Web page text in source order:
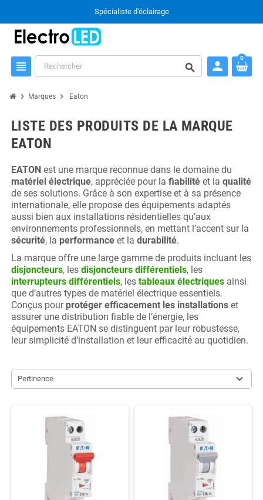
Spécialiste d'éclairage
view_headline search person
0
chevron_right Marques chevron_right Eaton
LISTE DES PRODUITS DE LA MARQUE
EATON
EATONest une marque reconnue dans le domaine du
matériel électrique, appréciée pour la fiabilitéet la qualité
de ses solutions. Grâce à son expertise et à sa présence
internationale, elle propose des équipements adaptés
aussi bien aux installations résidentielles qu’aux
environnements professionnels, en mettant l’accent sur la
sécurité, la performanceet la durabilité.
La marque offre une large gamme de produits incluant les
disjoncteurs, les disjoncteurs différentiels, les
interrupteurs différentiels, les tableaux électriques ainsi
que d’autres types de matériel électrique essentiels.
Conçus pour protéger efficacement les installationset
assurer une distribution fiable de l’énergie, les
équipements EATON se distinguent par leur robustesse,
leur simplicité d’installation et leur efficacité au quotidien.
Pertinence